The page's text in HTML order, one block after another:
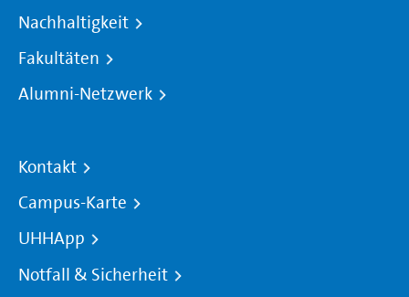
Nachhaltigkeit
Fakultäten
Alumni-Netzwerk
Kontakt
Campus-Karte
UHHApp
Notfall & Sicherheit